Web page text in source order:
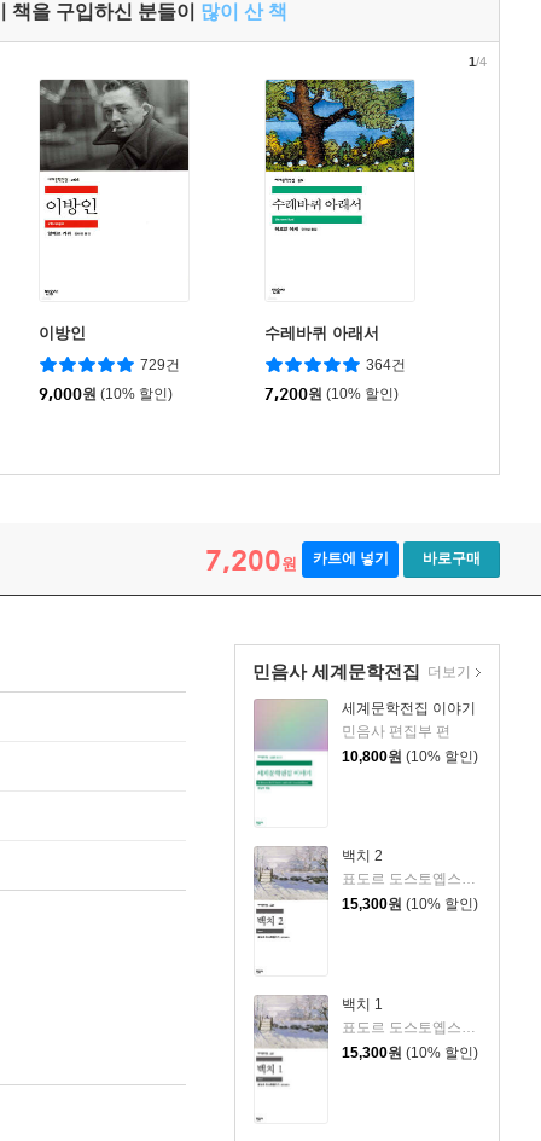
책을 구입하신 분들이 많이 산 책
이방인
729건
9,000원 (10% 할인)
수레바퀴 아래서
364건
7,200원 (10% 할인)
1/4
7,200원 카트에 넣기 바로구매
민음사 세계문학전집
세계문학전집 이야기
민음사 편집부 편
10,800원 (10% 할인)
백치 2
표도르 도스토옙스키 저/김연경 역
15,300원 (10% 할인)
백치 1
15,300원 (10% 할인)
더보기